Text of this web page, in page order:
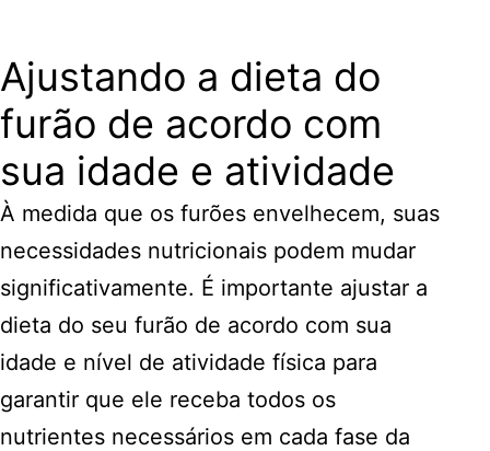
Ajustando a dieta do
furão de acordo com
sua idade e atividade
À medida que os furões envelhecem, suas
necessidades nutricionais podem mudar
significativamente. É importante ajustar a
dieta do seu furão de acordo com sua
idade e nível de atividade física para
garantir que ele receba todos os
nutrientes necessários em cada fase da